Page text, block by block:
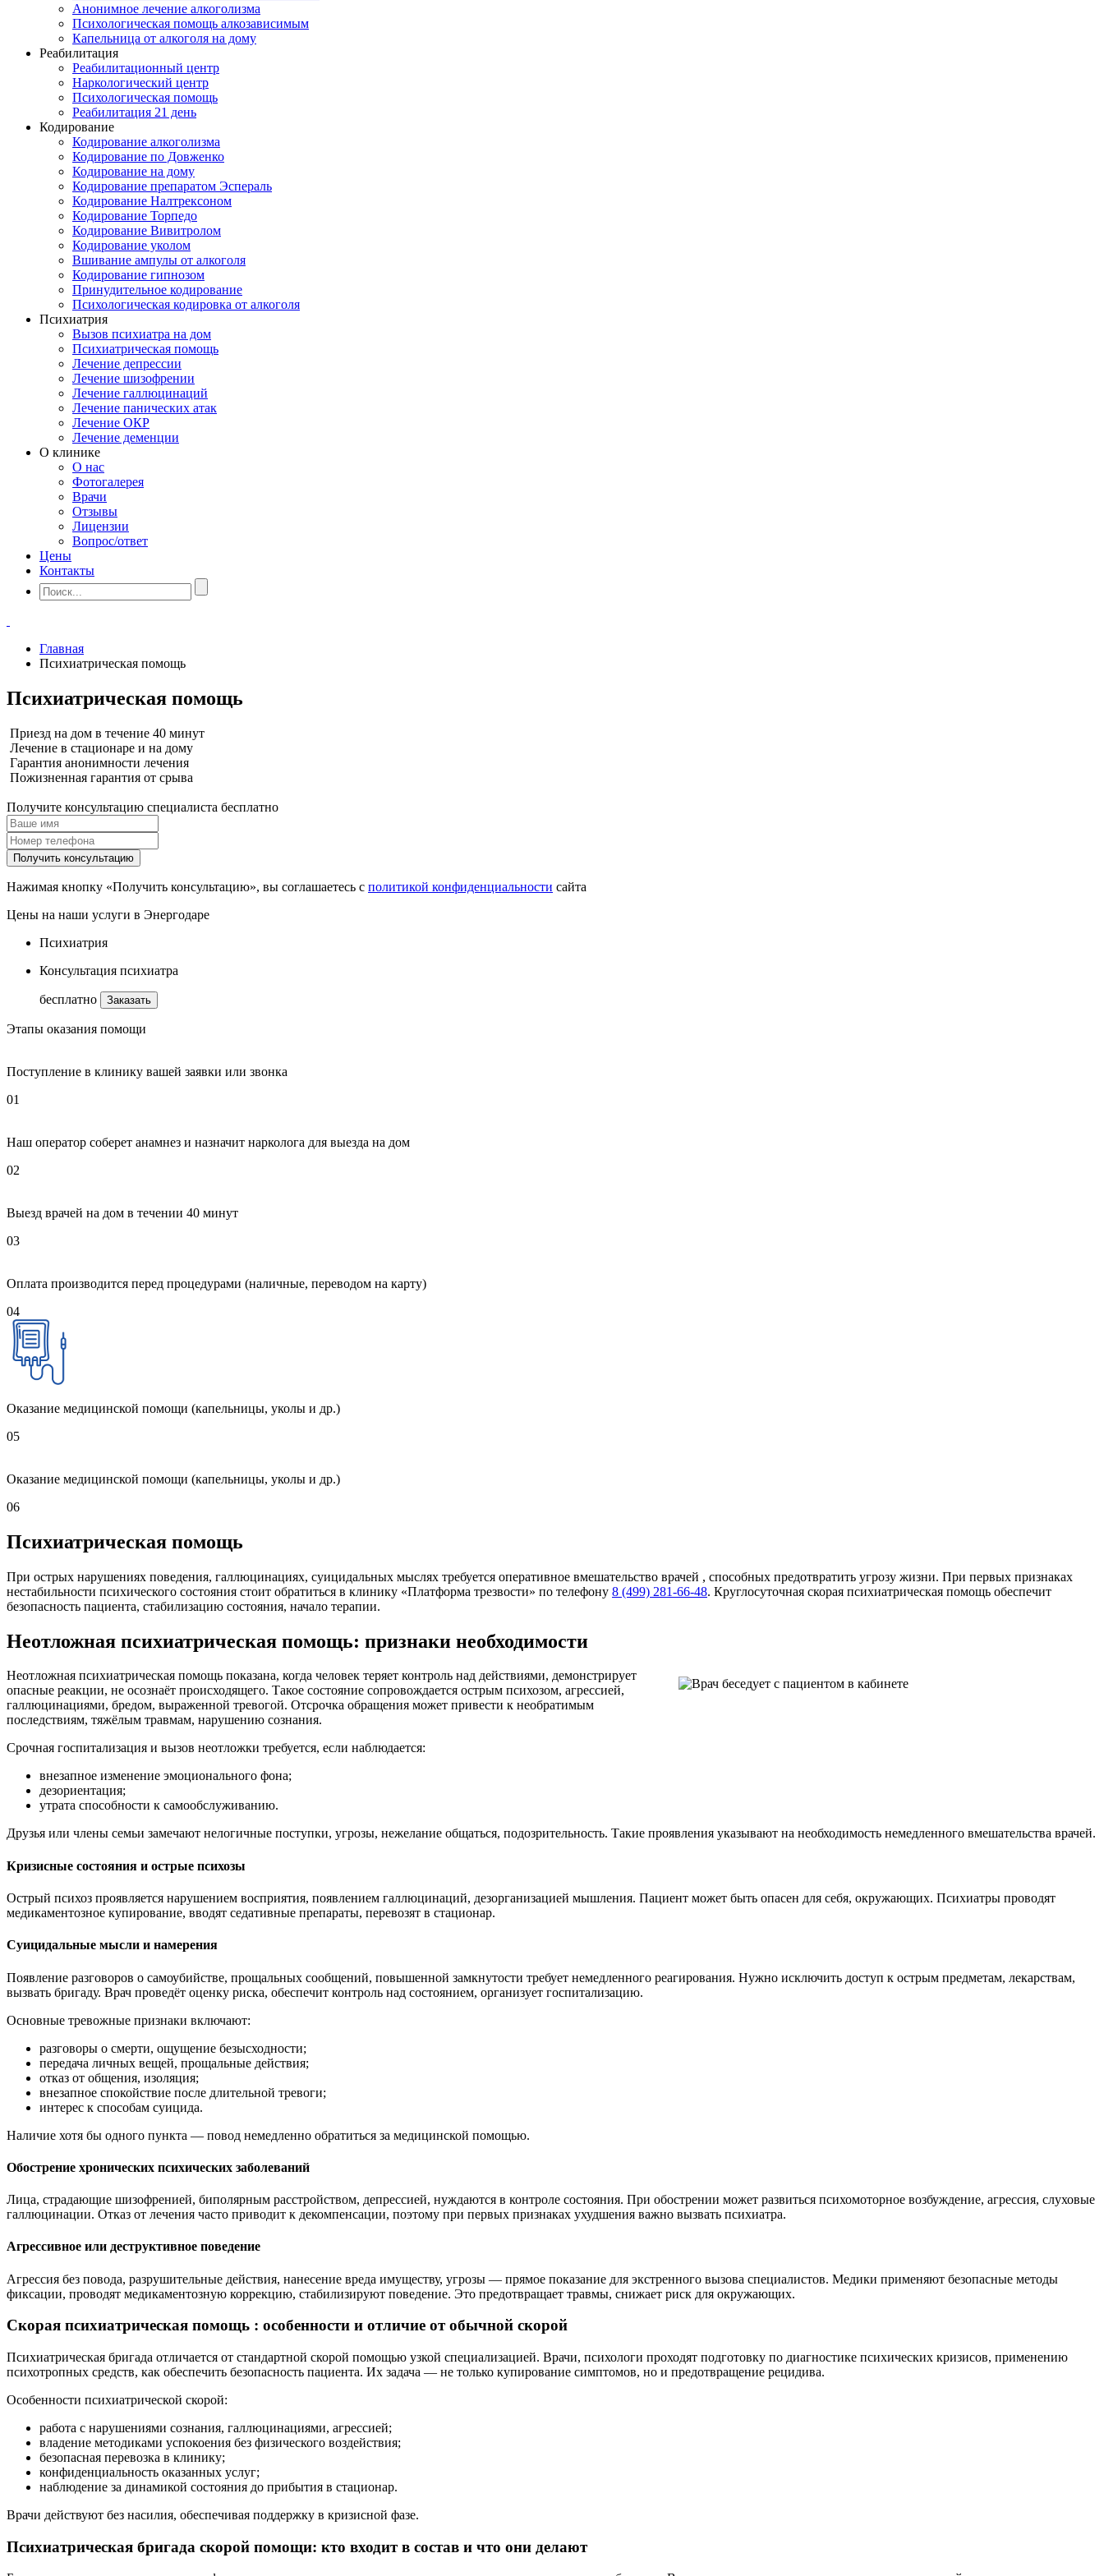
Анонимное лечение алкоголизма
Психологическая помощь алкозависимым
Капельница от алкоголя на дому
Реабилитация
Реабилитационный центр
Наркологический центр
Психологическая помощь
Реабилитация 21 день
Кодирование
Кодирование алкоголизма
Кодирование по Довженко
Кодирование на дому
Кодирование препаратом Эспераль
Кодирование Налтрексоном
Кодирование Торпедо
Кодирование Вивитролом
Кодирование уколом
Вшивание ампулы от алкоголя
Кодирование гипнозом
Принудительное кодирование
Психологическая кодировка от алкоголя
Психиатрия
Вызов психиатра на дом
Психиатрическая помощь
Лечение депрессии
Лечение шизофрении
Лечение галлюцинаций
Лечение панических атак
Лечение ОКР
Лечение деменции
О клинике
О нас
Фотогалерея
Врачи
Отзывы
Лицензии
Вопрос/ответ
Цены
Контакты
Главная
Психиатрическая помощь
Психиатрическая помощь
Приезд на дом в течение 40 минут
Лечение в стационаре и на дому
Гарантия анонимности лечения
Пожизненная гарантия от срыва
Получите консультацию специалиста бесплатно
Получить консультацию
Нажимая кнопку «Получить консультацию», вы соглашаетесь с политикой конфиденциальности сайта
Цены на наши услуги в Энергодаре
Психиатрия
Консультация психиатра
бесплатно Заказать
Этапы оказания помощи
Поступление в клинику вашей заявки или звонка
01
Наш оператор соберет анамнез и назначит нарколога для выезда на дом
02
Выезд врачей на дом в течении 40 минут
03
Оплата производится перед процедурами (наличные, переводом на карту)
04
Оказание медицинской помощи (капельницы, уколы и др.)
05
Оказание медицинской помощи (капельницы, уколы и др.)
06
Психиатрическая помощь
При острых нарушениях поведения, галлюцинациях, суицидальных мыслях требуется оперативное вмешательство врачей , способных предотвратить угрозу жизни. При первых признаках
нестабильности психического состояния стоит обратиться в клинику «Платформа трезвости» по телефону 8 (499) 281-66-48. Круглосуточная скорая психиатрическая помощь обеспечит
безопасность пациента, стабилизацию состояния, начало терапии.
Неотложная психиатрическая помощь: признаки необходимости
Неотложная психиатрическая помощь показана, когда человек теряет контроль над действиями, демонстрирует
опасные реакции, не осознаёт происходящего. Такое состояние сопровождается острым психозом, агрессией,
галлюцинациями, бредом, выраженной тревогой. Отсрочка обращения может привести к необратимым
последствиям, тяжёлым травмам, нарушению сознания.
Срочная госпитализация и вызов неотложки требуется, если наблюдается:
внезапное изменение эмоционального фона;
дезориентация;
утрата способности к самообслуживанию.
Друзья или члены семьи замечают нелогичные поступки, угрозы, нежелание общаться, подозрительность. Такие проявления указывают на необходимость немедленного вмешательства врачей.
Кризисные состояния и острые психозы
Острый психоз проявляется нарушением восприятия, появлением галлюцинаций, дезорганизацией мышления. Пациент может быть опасен для себя, окружающих. Психиатры проводят
медикаментозное купирование, вводят седативные препараты, перевозят в стационар.
Суицидальные мысли и намерения
Появление разговоров о самоубийстве, прощальных сообщений, повышенной замкнутости требует немедленного реагирования. Нужно исключить доступ к острым предметам, лекарствам,
вызвать бригаду. Врач проведёт оценку риска, обеспечит контроль над состоянием, организует госпитализацию.
Основные тревожные признаки включают:
разговоры о смерти, ощущение безысходности;
передача личных вещей, прощальные действия;
отказ от общения, изоляция;
внезапное спокойствие после длительной тревоги;
интерес к способам суицида.
Наличие хотя бы одного пункта — повод немедленно обратиться за медицинской помощью.
Обострение хронических психических заболеваний
Лица, страдающие шизофренией, биполярным расстройством, депрессией, нуждаются в контроле состояния. При обострении может развиться психомоторное возбуждение, агрессия, слуховые
галлюцинации. Отказ от лечения часто приводит к декомпенсации, поэтому при первых признаках ухудшения важно вызвать психиатра.
Агрессивное или деструктивное поведение
Агрессия без повода, разрушительные действия, нанесение вреда имуществу, угрозы — прямое показание для экстренного вызова специалистов. Медики применяют безопасные методы
фиксации, проводят медикаментозную коррекцию, стабилизируют поведение. Это предотвращает травмы, снижает риск для окружающих.
Скорая психиатрическая помощь : особенности и отличие от обычной скорой
Психиатрическая бригада отличается от стандартной скорой помощью узкой специализацией. Врачи, психологи проходят подготовку по диагностике психических кризисов, применению
психотропных средств, как обеспечить безопасность пациента. Их задача — не только купирование симптомов, но и предотвращение рецидива.
Особенности психиатрической скорой:
работа с нарушениями сознания, галлюцинациями, агрессией;
владение методиками успокоения без физического воздействия;
безопасная перевозка в клинику;
конфиденциальность оказанных услуг;
наблюдение за динамикой состояния до прибытия в стационар.
Врачи действуют без насилия, обеспечивая поддержку в кризисной фазе.
Психиатрическая бригада скорой помощи: кто входит в состав и что они делают